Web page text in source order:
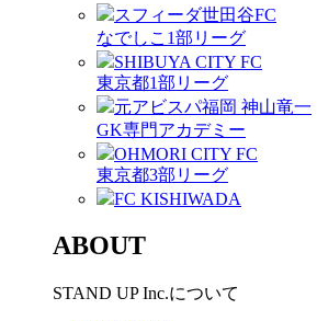
スフィーダ世田谷FC
なでしこ1部リーグ
SHIBUYA CITY FC
東京都1部リーグ
元アビスパ福岡 神山竜一
GK専門アカデミー
OHMORI CITY FC
東京都3部リーグ
FC KISHIWADA
ABOUT
STAND UP Inc.について